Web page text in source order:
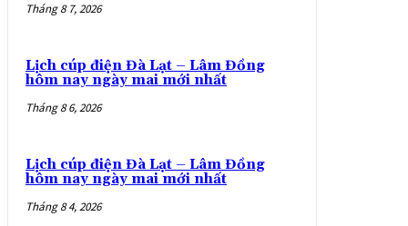
Tháng 8 7, 2026
Lịch cúp điện Đà Lạt – Lâm Đồng
hôm nay ngày mai mới nhất
Tháng 8 6, 2026
Lịch cúp điện Đà Lạt – Lâm Đồng
hôm nay ngày mai mới nhất
Tháng 8 4, 2026